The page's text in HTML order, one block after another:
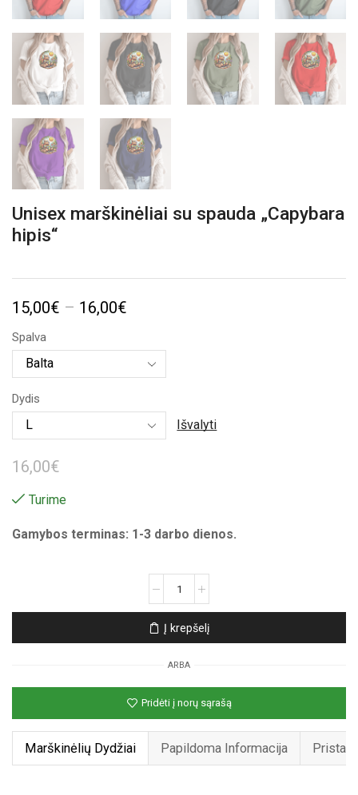
Unisex marškinėliai su spauda „Capybara
hipis“
15,00€ – 16,00€
15,00€
through
16,00€
Spalva
Dydis
Išvalyti
16,00€
Turime
Gamybos terminas: 1-3 darbo dienos.
Unisex
marškinėliai
spauda
„Capybara
hipis“
Į krepšelį
ARBA
Pridėti į norų sąrašą
Marškinėlių Dydžiai Papildoma Informacija